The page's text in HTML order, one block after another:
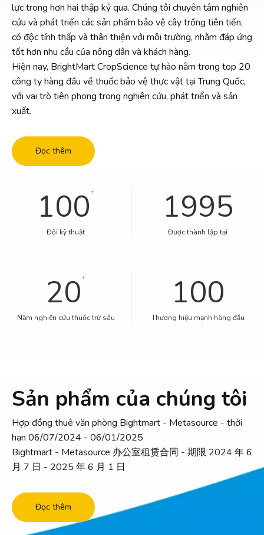
lực trong hơn hai thập kỷ qua. Chúng tôi chuyên tâm nghiên
cứu và phát triển các sản phẩm bảo vệ cây trồng tiên tiến,
có độc tính thấp và thân thiện với môi trường, nhằm đáp ứng
tốt hơn nhu cầu của nông dân và khách hàng.
Hiện nay, BrightMart CropScience tự hào nằm trong top 20
công ty hàng đầu về thuốc bảo vệ thực vật tại Trung Quốc,
với vai trò tiên phong trong nghiên cứu, phát triển và sản
xuất.
Đọc thêm
100+
Đội kỹ thuật
1995
Được thành lập tại
20+
Năm nghiên cứu thuốc trừ sâu
100
Thương hiệu mạnh hàng đầu
Sản phẩm của chúng tôi
Hợp đồng thuê văn phòng Bightmart - Metasource - thời
hạn 06/07/2024 - 06/01/2025
Bightmart - Metasource 办公室租赁合同 - 期限 2024 年 6
月 7 日 - 2025 年 6 月 1 日
Đọc thêm